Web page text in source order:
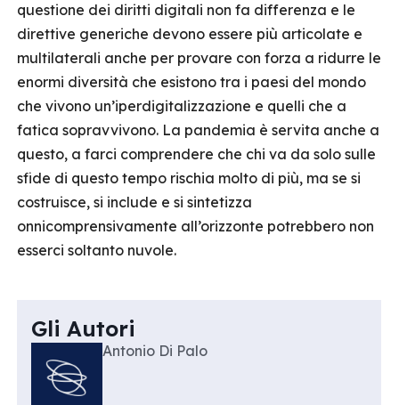
questione dei diritti digitali non fa differenza e le
direttive generiche devono essere più articolate e
multilaterali anche per provare con forza a ridurre le
enormi diversità che esistono tra i paesi del mondo
che vivono un’iperdigitalizzazione e quelli che a
fatica sopravvivono. La pandemia è servita anche a
questo, a farci comprendere che chi va da solo sulle
sfide di questo tempo rischia molto di più, ma se si
costruisce, si include e si sintetizza
onnicomprensivamente all’orizzonte potrebbero non
esserci soltanto nuvole.
Gli Autori
Antonio Di Palo